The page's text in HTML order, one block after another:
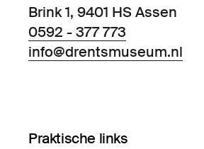
Brink 1, 9401 HS Assen
0592 - 377 773
info@drentsmuseum.nl
Praktische links